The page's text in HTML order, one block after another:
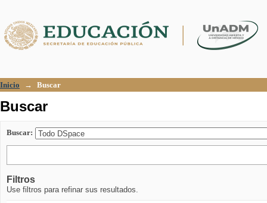
Inicio → Buscar
Buscar
Buscar:
Filtros
Use filtros para refinar sus resultados.